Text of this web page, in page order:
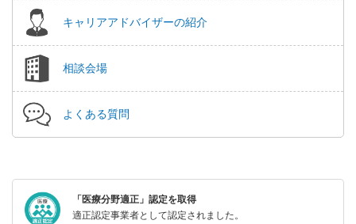
キャリアアドバイザーの紹介
相談会場
よくある質問
「医療分野適正」認定を取得
適正認定事業者として認定されました。